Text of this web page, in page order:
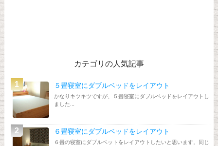
カテゴリの人気記事
５畳寝室にダブルベッドをレイアウト
かなりキツキツですが、５畳寝室にダブルベッドをレイアウトし
ました...
６畳寝室にダブルベッドをレイアウト
６畳の寝室にダブルベットをレイアウトしたいと思います。同じ